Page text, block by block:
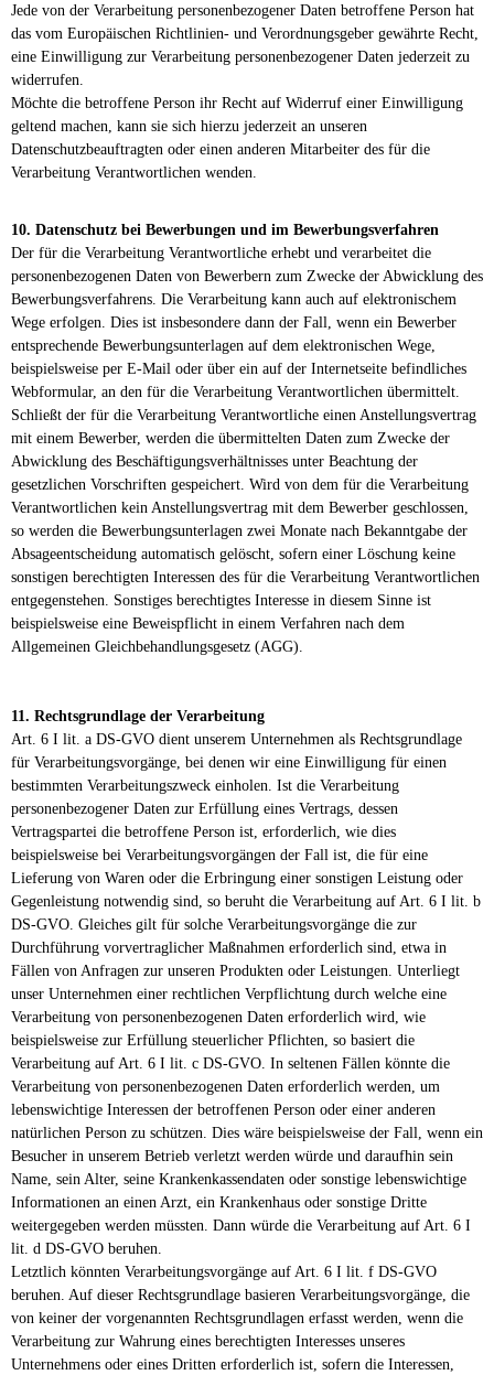
Jede von der Verarbeitung personenbezogener Daten betroffene Person hat
das vom Europäischen Richtlinien- und Verordnungsgeber gewährte Recht,
eine Einwilligung zur Verarbeitung personenbezogener Daten jederzeit zu
widerrufen.
Möchte die betroffene Person ihr Recht auf Widerruf einer Einwilligung
geltend machen, kann sie sich hierzu jederzeit an unseren
Datenschutzbeauftragten oder einen anderen Mitarbeiter des für die
Verarbeitung Verantwortlichen wenden.
10. Datenschutz bei Bewerbungen und im Bewerbungsverfahren
Der für die Verarbeitung Verantwortliche erhebt und verarbeitet die
personenbezogenen Daten von Bewerbern zum Zwecke der Abwicklung des
Bewerbungsverfahrens. Die Verarbeitung kann auch auf elektronischem
Wege erfolgen. Dies ist insbesondere dann der Fall, wenn ein Bewerber
entsprechende Bewerbungsunterlagen auf dem elektronischen Wege,
beispielsweise per E-Mail oder über ein auf der Internetseite befindliches
Webformular, an den für die Verarbeitung Verantwortlichen übermittelt.
Schließt der für die Verarbeitung Verantwortliche einen Anstellungsvertrag
mit einem Bewerber, werden die übermittelten Daten zum Zwecke der
Abwicklung des Beschäftigungsverhältnisses unter Beachtung der
gesetzlichen Vorschriften gespeichert. Wird von dem für die Verarbeitung
Verantwortlichen kein Anstellungsvertrag mit dem Bewerber geschlossen,
so werden die Bewerbungsunterlagen zwei Monate nach Bekanntgabe der
Absageentscheidung automatisch gelöscht, sofern einer Löschung keine
sonstigen berechtigten Interessen des für die Verarbeitung Verantwortlichen
entgegenstehen. Sonstiges berechtigtes Interesse in diesem Sinne ist
beispielsweise eine Beweispflicht in einem Verfahren nach dem
Allgemeinen Gleichbehandlungsgesetz (AGG).
11. Rechtsgrundlage der Verarbeitung
Art. 6 I lit. a DS-GVO dient unserem Unternehmen als Rechtsgrundlage
für Verarbeitungsvorgänge, bei denen wir eine Einwilligung für einen
bestimmten Verarbeitungszweck einholen. Ist die Verarbeitung
personenbezogener Daten zur Erfüllung eines Vertrags, dessen
Vertragspartei die betroffene Person ist, erforderlich, wie dies
beispielsweise bei Verarbeitungsvorgängen der Fall ist, die für eine
Lieferung von Waren oder die Erbringung einer sonstigen Leistung oder
Gegenleistung notwendig sind, so beruht die Verarbeitung auf Art. 6 I lit. b
DS-GVO. Gleiches gilt für solche Verarbeitungsvorgänge die zur
Durchführung vorvertraglicher Maßnahmen erforderlich sind, etwa in
Fällen von Anfragen zur unseren Produkten oder Leistungen. Unterliegt
unser Unternehmen einer rechtlichen Verpflichtung durch welche eine
Verarbeitung von personenbezogenen Daten erforderlich wird, wie
beispielsweise zur Erfüllung steuerlicher Pflichten, so basiert die
Verarbeitung auf Art. 6 I lit. c DS-GVO. In seltenen Fällen könnte die
Verarbeitung von personenbezogenen Daten erforderlich werden, um
lebenswichtige Interessen der betroffenen Person oder einer anderen
natürlichen Person zu schützen. Dies wäre beispielsweise der Fall, wenn ein
Besucher in unserem Betrieb verletzt werden würde und daraufhin sein
Name, sein Alter, seine Krankenkassendaten oder sonstige lebenswichtige
Informationen an einen Arzt, ein Krankenhaus oder sonstige Dritte
weitergegeben werden müssten. Dann würde die Verarbeitung auf Art. 6 I
lit. d DS-GVO beruhen.
Letztlich könnten Verarbeitungsvorgänge auf Art. 6 I lit. f DS-GVO
beruhen. Auf dieser Rechtsgrundlage basieren Verarbeitungsvorgänge, die
von keiner der vorgenannten Rechtsgrundlagen erfasst werden, wenn die
Verarbeitung zur Wahrung eines berechtigten Interesses unseres
Unternehmens oder eines Dritten erforderlich ist, sofern die Interessen,